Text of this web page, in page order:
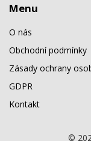
Menu
O nás
Obchodní podmínky
Zásady ochrany
GDPR
Kontakt
©